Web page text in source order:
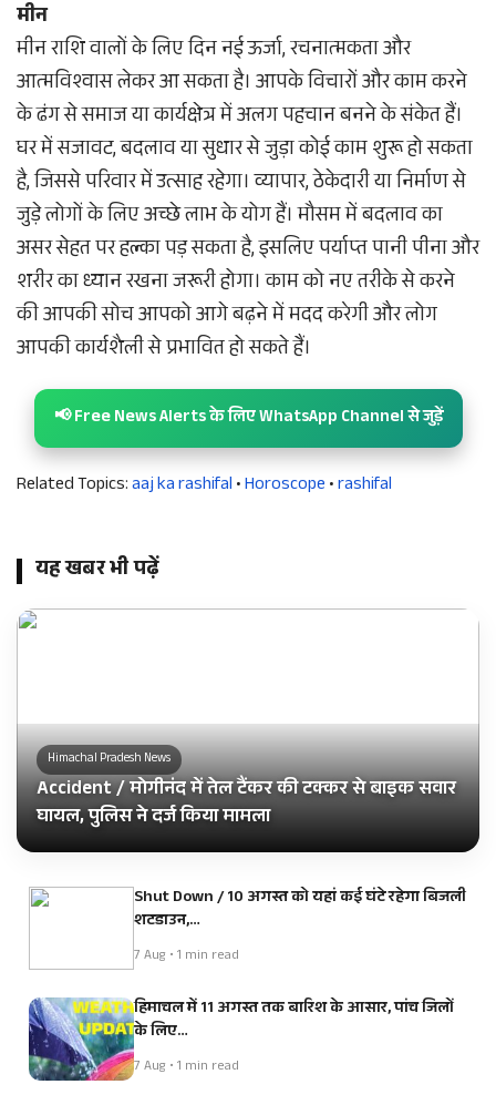
मीन
मीन राशि वालों के लिए दिन नई ऊर्जा, रचनात्मकता और
आत्मविश्वास लेकर आ सकता है। आपके विचारों और काम करने
के ढंग से समाज या कार्यक्षेत्र में अलग पहचान बनने के संकेत हैं।
घर में सजावट, बदलाव या सुधार से जुड़ा कोई काम शुरू हो सकता
है, जिससे परिवार में उत्साह रहेगा। व्यापार, ठेकेदारी या निर्माण से
जुड़े लोगों के लिए अच्छे लाभ के योग हैं। मौसम में बदलाव का
असर सेहत पर हल्का पड़ सकता है, इसलिए पर्याप्त पानी पीना और
शरीर का ध्यान रखना जरूरी होगा। काम को नए तरीके से करने
की आपकी सोच आपको आगे बढ़ने में मदद करेगी और लोग
आपकी कार्यशैली से प्रभावित हो सकते हैं।
📢 Free News Alerts के लिए WhatsApp Channel से जुड़ें
Related Topics:aaj ka rashifal•Horoscope•rashifal
यह खबर भी पढ़ें
Himachal Pradesh News
Accident / मोगीनंद में तेल टैंकर की टक्कर से बाइक सवार
घायल, पुलिस ने दर्ज किया मामला
Shut Down / 10 अगस्त को यहां कई घंटे रहेगा बिजली
शटडाउन,…
7 Aug • 1 min read
हिमाचल में 11 अगस्त तक बारिश के आसार, पांच जिलों
के लिए…
7 Aug • 1 min read